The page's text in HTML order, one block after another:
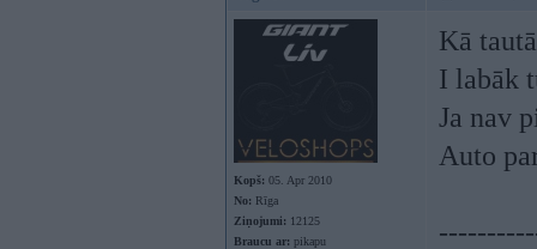
Kopš: 05. Apr 2010
No: Rīga
Ziņojumi: 12125
Braucu ar: pikapu
Kā
I labāk
Ja nav
Auto